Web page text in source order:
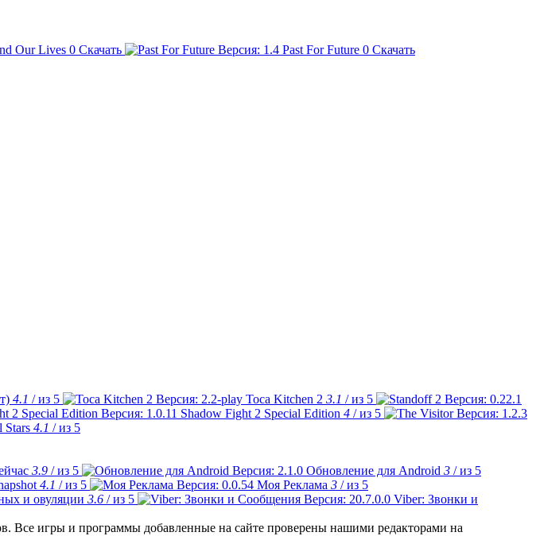
Our Lives 0 Скачать Past For Future 0 Скачать
4.1 / из 5 Toca Kitchen 2 3.1 / из 5
Shadow Fight 2 Special Edition 4 / из 5
Stars 4.1 / из 5
3.9 / из 5 Обновление для Android 3 / из 5
4.1 / из 5 Моя Реклама 3 / из 5
и овуляции 3.6 / из 5
Viber: Звонки и
Все игры и программы добавленные на сайте проверены нашими редакторами на